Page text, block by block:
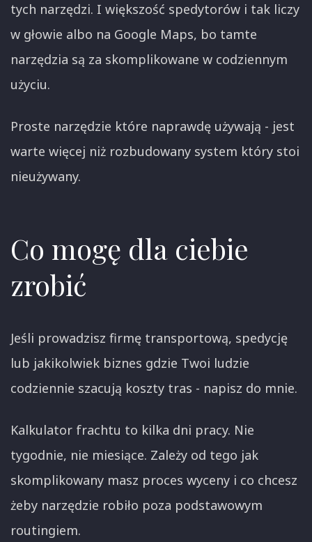
tych narzędzi. I większość spedytorów i tak liczy
w głowie albo na Google Maps, bo tamte
narzędzia są za skomplikowane w codziennym
użyciu.
Proste narzędzie które naprawdę używają - jest
warte więcej niż rozbudowany system który stoi
nieużywany.
Co mogę dla ciebie
zrobić
Jeśli prowadzisz firmę transportową, spedycję
lub jakikolwiek biznes gdzie Twoi ludzie
codziennie szacują koszty tras - napisz do mnie.
Kalkulator frachtu to kilka dni pracy. Nie
tygodnie, nie miesiące. Zależy od tego jak
skomplikowany masz proces wyceny i co chcesz
żeby narzędzie robiło poza podstawowym
routingiem.